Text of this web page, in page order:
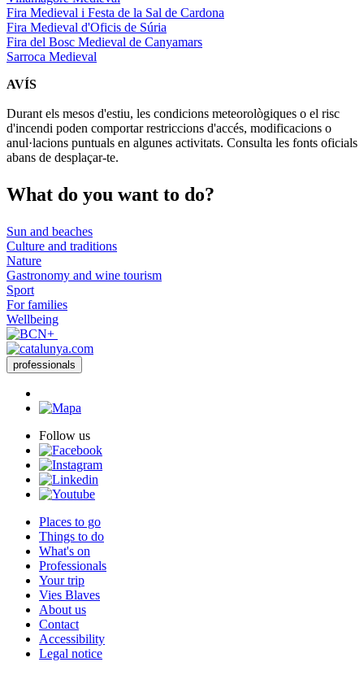
Fira Medieval i Festa de la Sal de Cardona
Fira Medieval d'Oficis de Súria
Fira del Bosc Medieval de Canyamars
Sarroca Medieval
AVÍS
Durant els mesos d'estiu, les condicions meteorològiques o el risc
d'incendi poden comportar restriccions d'accés, modificacions o
anul·lacions puntuals en algunes activitats. Consulta les fonts oficials
abans de desplaçar-te.
What do you want to do?
Sun and beaches
Culture and traditions
Nature
Gastronomy and wine tourism
Sport
For families
Wellbeing
professionals
Follow us
Places to go
Things to do
What's on
Professionals
Your trip
Vies Blaves
About us
Contact
Accessibility
Legal notice